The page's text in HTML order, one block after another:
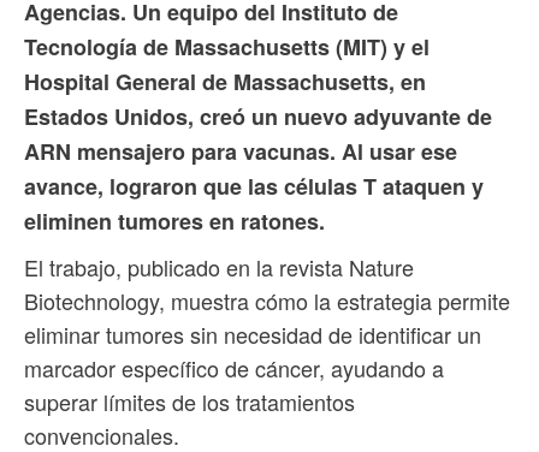
Agencias. Un equipo del Instituto de
Tecnología de Massachusetts (MIT) y el
Hospital General de Massachusetts, en
Estados Unidos, creó un nuevo adyuvante de
ARN mensajero para vacunas. Al usar ese
avance, lograron que las células T ataquen y
eliminen tumores en ratones.
El trabajo, publicado en la revista Nature
Biotechnology, muestra cómo la estrategia permite
eliminar tumores sin necesidad de identificar un
marcador específico de cáncer, ayudando a
superar límites de los tratamientos
convencionales.